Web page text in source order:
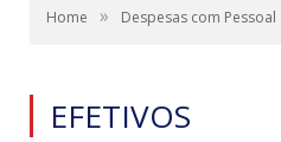
Home » Despesas com Pessoal
EFETIVOS